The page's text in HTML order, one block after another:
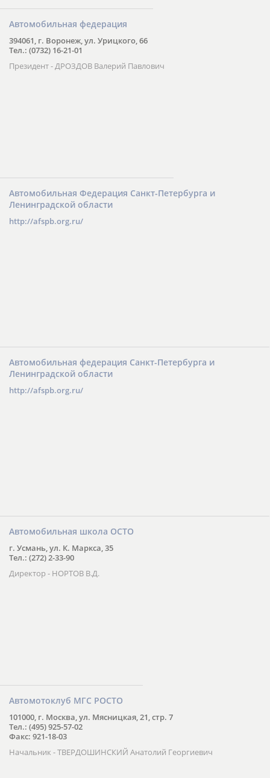
Автомобильная федерация
394061, г. Воронеж, ул. Урицкого, 66
Тел.: (0732) 16-21-01
Президент - ДРОЗДОВ Валерий Павлович
Автомобильная Федерация Санкт-Петербурга и
Ленинградской области
http://afspb.org.ru/
Автомобильная федерация Санкт-Петербурга и
Ленинградской области
http://afspb.org.ru/
Автомобильная школа ОСТО
г. Усмань, ул. К. Маркса, 35
Тел.: (272) 2-33-90
Директор - НОРТОВ В.Д.
Автомотоклуб МГС РОСТО
101000, г. Москва, ул. Мясницкая, 21, стр. 7
Тел.: (495) 925-57-02
Факс: 921-18-03
Начальник - ТВЕРДОШИНСКИЙ Анатолий Георгиевич